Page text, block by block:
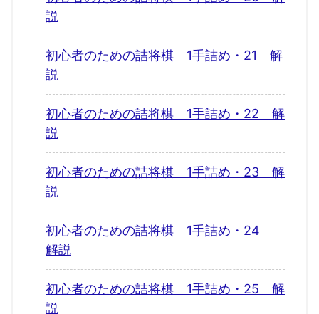
説
初心者のための詰将棋 1手詰め・21 解
説
初心者のための詰将棋 1手詰め・22 解
説
初心者のための詰将棋 1手詰め・23 解
説
初心者のための詰将棋 1手詰め・24
解説
初心者のための詰将棋 1手詰め・25 解
説